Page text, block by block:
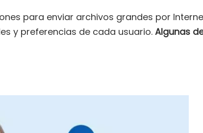
para enviar archivos grandes por
y preferencias de cada usuario.Algunas